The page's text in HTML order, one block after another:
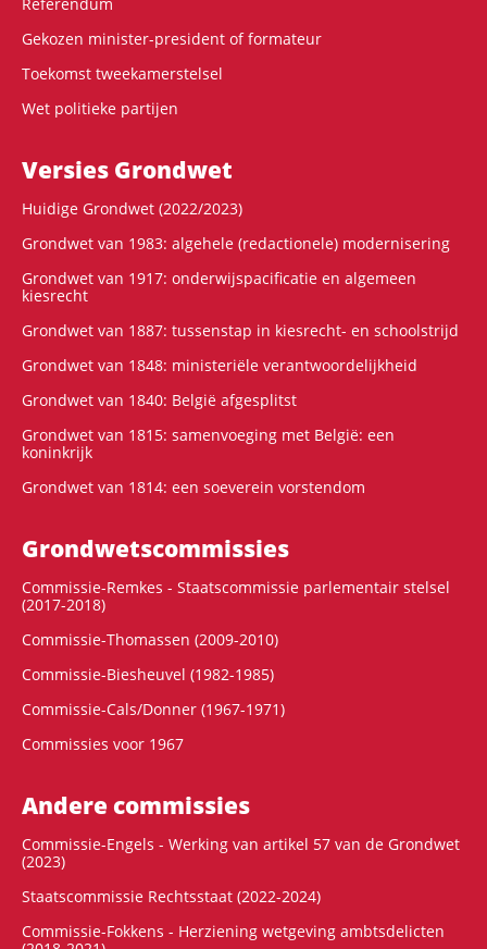
Gekozen minister-president of formateur
Toekomst tweekamerstelsel
Wet politieke partijen
Versies Grondwet
Huidige Grondwet (2022/2023)
Grondwet van 1983: algehele (redactionele) modernisering
Grondwet van 1917: onderwijspacificatie en algemeen
kiesrecht
Grondwet van 1887: tussenstap in kiesrecht- en schoolstrijd
Grondwet van 1848: ministeriële verantwoordelijkheid
Grondwet van 1840: België afgesplitst
Grondwet van 1815: samenvoeging met België: een
koninkrijk
Grondwet van 1814: een soeverein vorstendom
Grondwets­commissies
Commissie-Remkes - Staatscommissie parlementair stelsel
(2017-2018)
Commissie-Thomassen (2009-2010)
Commissie-Biesheuvel (1982-1985)
Commissie-Cals/Donner (1967-1971)
Commissies voor 1967
Andere commissies
Commissie-Engels - Werking van artikel 57 van de Grondwet
(2023)
Staatscommissie Rechtsstaat (2022-2024)
Commissie-Fokkens - Herziening wetgeving ambtsdelicten